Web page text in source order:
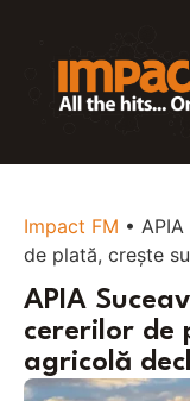
Impact FM •
de plată, crește
APIA
cererilor de
agricolă